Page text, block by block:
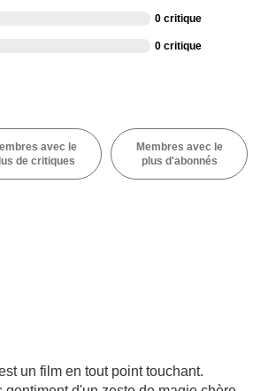
0 critique
0 critique
avec le
de critiques
Membres avec le
plus d'abonnés
un film en tout point touchant.